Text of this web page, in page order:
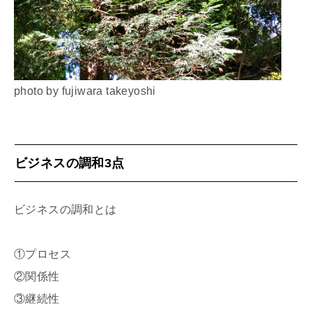
photo by fujiwara takeyoshi
ビジネスの調和3点
ビジネスの調和とは
①プロセス
②関係性
③継続性